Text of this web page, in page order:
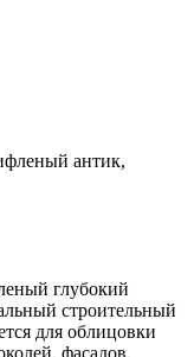
антик,
глубокий
строительный
для облицовки